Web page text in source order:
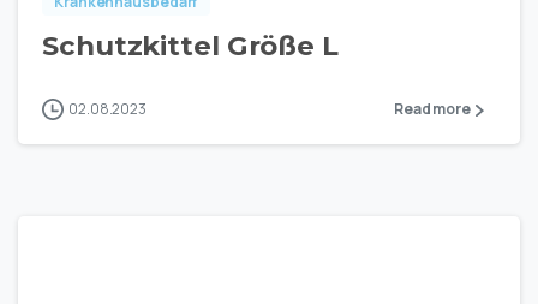
Schutzkittel Größe L
02.08.2023 Read more